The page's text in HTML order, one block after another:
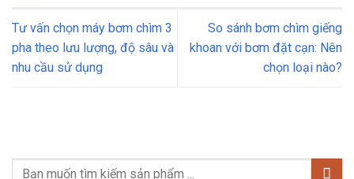
Tư vấn chọn máy bơm chìm 3
pha theo lưu lượng, độ sâu và
nhu cầu sử dụng
So sánh bơm chìm giếng
khoan với bơm đặt cạn: Nên
chọn loại nào?